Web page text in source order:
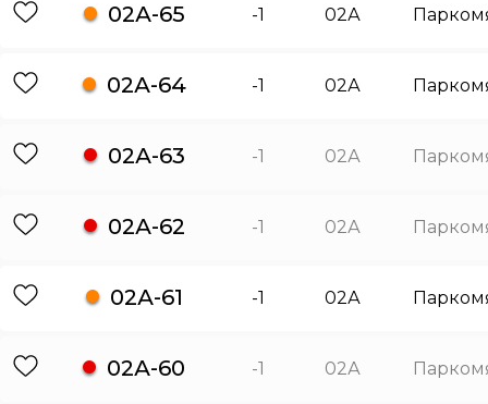
02А-65 -1 02А
02А-64 -1 02А
02А-63 -1 02А
02А-62 -1 02А
02А-61 -1 02А
02А-60 -1 02А